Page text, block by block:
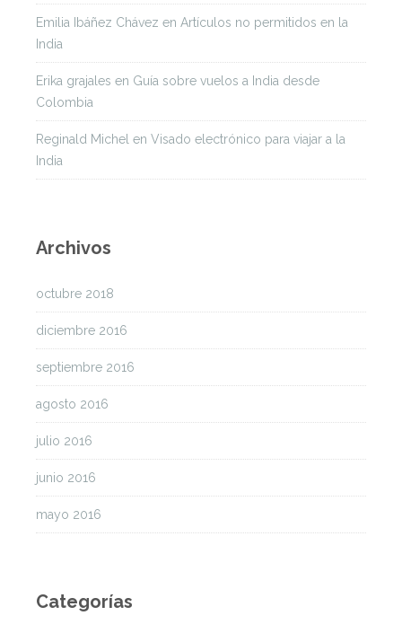
Emilia Ibáñez Chávez en Artículos no permitidos en la
India
Erika grajales en Guía sobre vuelos a India desde
Colombia
Reginald Michel en Visado electrónico para viajar a la
India
Archivos
octubre 2018
diciembre 2016
septiembre 2016
agosto 2016
julio 2016
junio 2016
mayo 2016
Categorías